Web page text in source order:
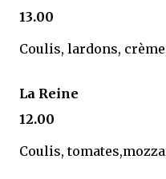
13.00
Coulis, lardons,
La Reine
12.00
Coulis,